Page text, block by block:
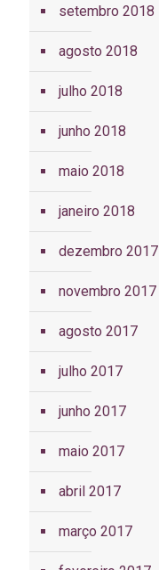
setembro 2018
agosto 2018
julho 2018
junho 2018
maio 2018
janeiro 2018
dezembro 2017
novembro 2017
agosto 2017
julho 2017
junho 2017
maio 2017
abril 2017
março 2017